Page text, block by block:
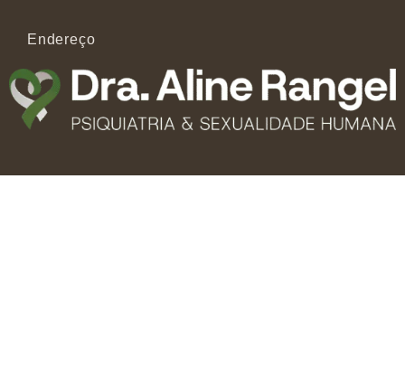
Endereço